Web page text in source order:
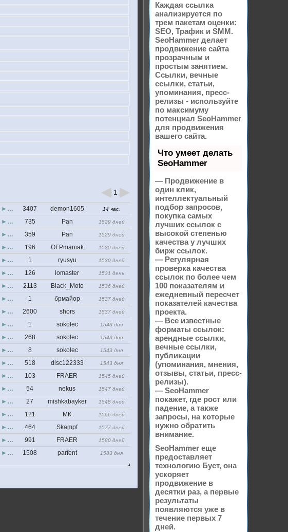
1
►… 3407 demon1605 14 час.
►… 735 Pan 1529 дней
►… 359 Pan 1529 дней
►… 196 OFPmaniak 1530 дней
►… 1 ryusyu 1530 дней
►… 126 lomaster 1531 день
►… 2113 Black_Moto 1536 дней
►… 1 брмайор 1537 дней
►… 2600 shors 1537 дней
►… 1 sokolec 1543 дня
►… 268 sokolec 1543 дня
►… 8 sokolec 1543 дня
►… 518 disc122333 1543 дня
►… 103 FRAER 1545 дней
►… 54 nekus 1547 дней
►… 27 mishkabayker 1548 дней
►… 121 МК 1566 дней
►… 464 Skampf 1577 дней
►… 991 FRAER 1580 дней
►… 1508 parfent 1583 дня
Каждая ссылка
анализируется по
трем пакетам оценки:
SEO, Трафик и SMM.
SeoHammer делает
продвижение сайта
прозрачным и
простым занятием.
Ссылки, вечные
ссылки, статьи,
упоминания, пресс-
релизы - используйте
по максимуму
потенциал SeoHammer
для продвижения
вашего сайта.
Что умеет делать
SeoHammer
— Продвижение в
один клик,
интеллектуальный
подбор запросов,
покупка самых
лучших ссылок с
высокой степенью
качества у лучших
бирж ссылок.
— Регулярная
проверка качества
ссылок по более чем
100 показателям и
ежедневный пересчет
показателей качества
проекта.
— Все известные
форматы ссылок:
арендные ссылки,
вечные ссылки,
публикации
(упоминания, мнения,
отзывы, статьи, пресс-
релизы).
— SeoHammer
покажет, где рост или
падение, а также
запросы, на которые
нужно обратить
внимание.
SeoHammer еще
предоставляет
технологию Буст, она
ускоряет
продвижение в
десятки раз, а первые
результаты
появляются уже в
течение первых 7
дней.